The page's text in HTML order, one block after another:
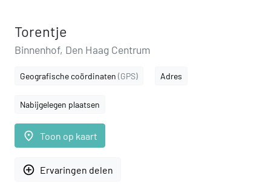
Torentje
Binnenhof, Den Haag Centrum
Geografische coördinaten (GPS) Adres
Nabijgelegen plaatsen
place Toon op kaart
add_circle_outline Ervaringen delen